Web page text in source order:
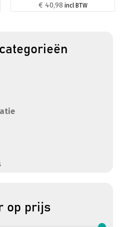
€ 40,98 incl BTW
op prijs